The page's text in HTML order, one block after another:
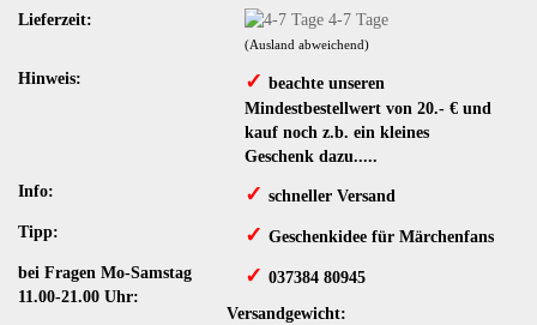
Lieferzeit:
4-7 Tage
(Ausland abweichend)
Hinweis: ✓ ​ beachte unseren
Mindestbestellwert von 20.- € und
kauf noch z.b. ein kleines
Geschenk dazu.....
Info:
✓ schneller Versand
Tipp:
✓ ​Geschenkidee für Märchenfans
bei Fragen Mo-Samstag
11.00-21.00 Uhr:
✓ ​ 037384 80945
Versandgewicht: